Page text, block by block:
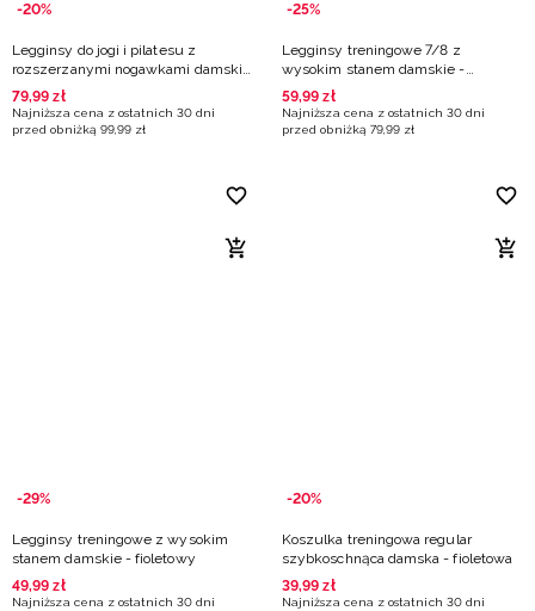
-20%
Legginsy do jogi i pilatesu z
rozszerzanymi nogawkami damskie
- fioletowe
79,99 zł
Najniższa cena z ostatnich 30 dni
przed obniżką 99,99 zł
-25%
Legginsy treningowe 7/8 z
wysokim stanem damskie -
fioletowe
59,99 zł
Najniższa cena z ostatnich 30 dni
przed obniżką 79,99 zł
-29%
Legginsy treningowe z wysokim
stanem damskie - fioletowy
49,99 zł
Najniższa cena z ostatnich 30 dni
-20%
Koszulka treningowa regular
szybkoschnąca damska - fioletowa
39,99 zł
Najniższa cena z ostatnich 30 dni